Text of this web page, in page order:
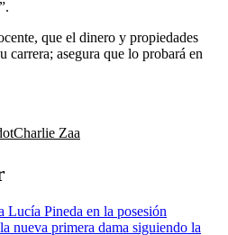
que el dinero y propiedades
carrera; asegura que lo probará en
Charlie Zaa
Lucía Pineda en la posesión
nueva primera dama siguiendo la